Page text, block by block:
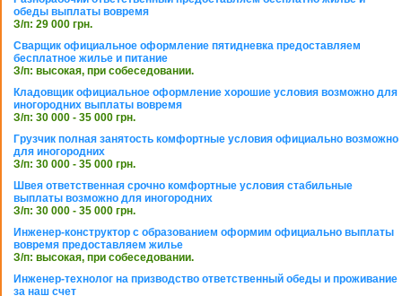
обеды выплаты вовремя
З/п: 29 000 грн.
Сварщик официальное оформление пятидневка предоставляем
бесплатное жилье и питание
З/п: высокая, при собеседовании.
Кладовщик официальное оформление хорошие условия возможно для
иногородних выплаты вовремя
З/п: 30 000 - 35 000 грн.
Грузчик полная занятость комфортные условия официально возможно
для иногородних
З/п: 30 000 - 35 000 грн.
Швея ответственная срочно комфортные условия стабильные
выплаты возможно для иногородних
З/п: 30 000 - 35 000 грн.
Инженер-конструктор с образованием оформим официально выплаты
вовремя предоставляем жилье
З/п: высокая, при собеседовании.
Инженер-технолог на призводство ответственный обеды и проживание
за наш счет